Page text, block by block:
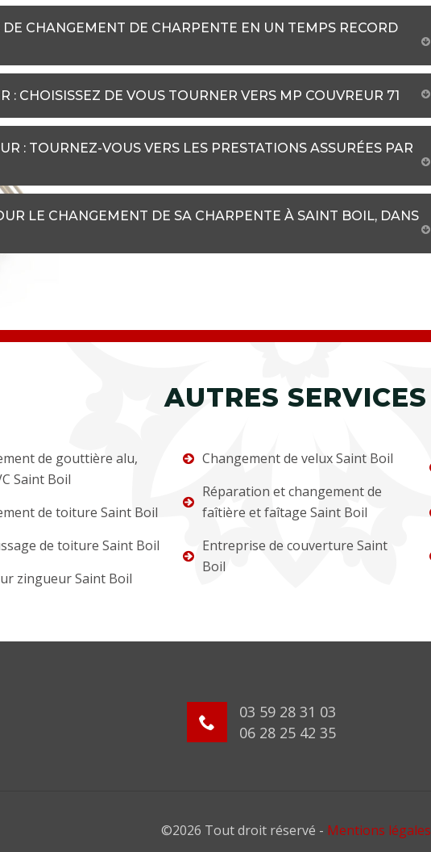
CHANGEMENT DE CHARPENTE EN UN TEMPS RECORD
: CHOISISSEZ DE VOUS TOURNER VERS MP COUVREUR 71
: TOURNEZ-VOUS VERS LES PRESTATIONS ASSURÉES PAR
LE CHANGEMENT DE SA CHARPENTE À SAINT BOIL, DANS
AUTRES SERVICES
de gouttière alu,
Saint Boil
de toiture Saint Boil
de toiture Saint Boil
zingueur Saint Boil
Changement de velux Saint Boil
Réparation et changement de
faîtière et faîtage Saint Boil
Entreprise de couverture Saint
Boil
03 59 28 31 03
06 28 25 42 35
©2026 Tout droit réservé - Mentions légales